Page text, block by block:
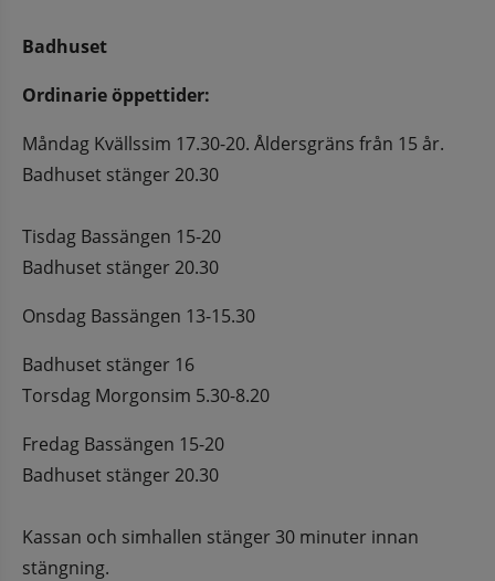
Badhuset
Ordinarie öppettider:
Måndag Kvällssim 17.30-20. Åldersgräns från 15 år.
Badhuset stänger 20.30
Tisdag Bassängen 15-20
Badhuset stänger 20.30
Onsdag Bassängen 13-15.30
Badhuset stänger 16
Torsdag Morgonsim 5.30-8.20
Fredag Bassängen 15-20
Badhuset stänger 20.30
Kassan och simhallen stänger 30 minuter innan
stängning.